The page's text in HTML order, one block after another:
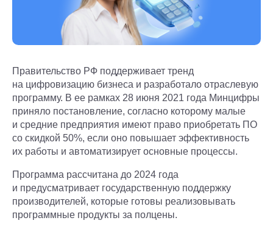
Правительство РФ поддерживает тренд
на цифровизацию бизнеса и разработало отраслевую
программу. В ее рамках 28 июня 2021 года Минцифры
приняло постановление, согласно которому малые
и средние предприятия имеют право приобретать ПО
со скидкой 50%, если оно повышает эффективность
их работы и автоматизирует основные процессы.
Программа рассчитана до 2024 года
и предусматривает государственную поддержку
производителей, которые готовы реализовывать
программные продукты за полцены.